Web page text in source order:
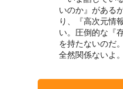
いのか』がある
り、『高次元情
い。圧倒的な『
を持たないのだ
全然関係ないよ。